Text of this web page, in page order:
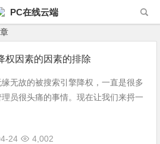
PC在线云端
权因素的因素的排除
缘无故的被搜索引擎降权，一直是很多
理员很头痛的事情。现在让我们来捋一
24
4,002